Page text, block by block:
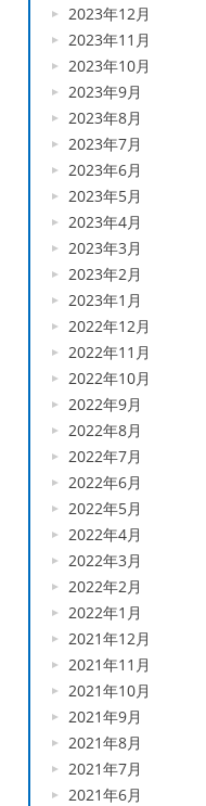
2023年12月
2023年11月
2023年10月
2023年9月
2023年8月
2023年7月
2023年6月
2023年5月
2023年4月
2023年3月
2023年2月
2023年1月
2022年12月
2022年11月
2022年10月
2022年9月
2022年8月
2022年7月
2022年6月
2022年5月
2022年4月
2022年3月
2022年2月
2022年1月
2021年12月
2021年11月
2021年10月
2021年9月
2021年8月
2021年7月
2021年6月